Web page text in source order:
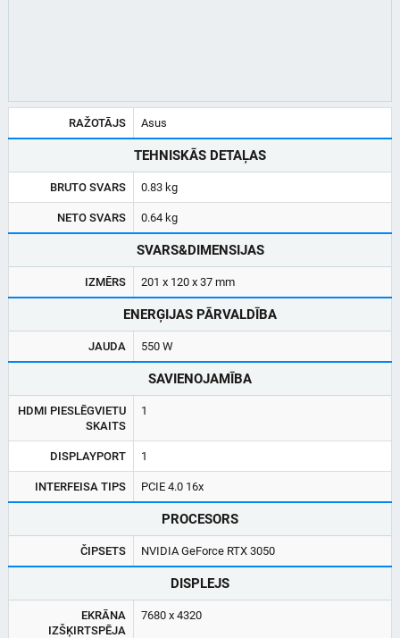
RAŽOTĀJS Asus
TEHNISKĀS DETAĻAS
BRUTO SVARS 0.83 kg
NETO SVARS 0.64 kg
SVARS&DIMENSIJAS
IZMĒRS 201 x 120 x 37 mm
ENERĢIJAS PĀRVALDĪBA
JAUDA 550 W
SAVIENOJAMĪBA
HDMI PIESLĒGVIETU
SKAITS
1
DISPLAYPORT 1
INTERFEISA TIPS PCIE 4.0 16x
PROCESORS
ČIPSETS NVIDIA GeForce RTX 3050
DISPLEJS
EKRĀNA
IZŠĶIRTSPĒJA
7680 x 4320